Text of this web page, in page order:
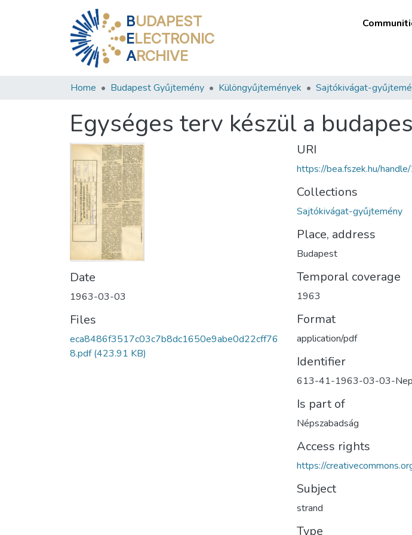
BUDAPEST
ELECTRONIC
ARCHIVE
Home Budapest Gyűjtemény Különgyűjtemények Sajtókivágat-
Egységes terv készül a
Date
1963-03-03
Files
eca8486f3517c03c7b8dc1650e9abe0d22cff76
8.pdf(423.91 KB)
URI
https://bea.fszek.hu/
Collections
Sajtókivágat-gyűjtemény
Place, address
Budapest
Temporal coverage
1963
Format
application/pdf
Identifier
613-41-1963-03-03-
Is part of
Népszabadság
Access rights
https://
Subject
strand
Type